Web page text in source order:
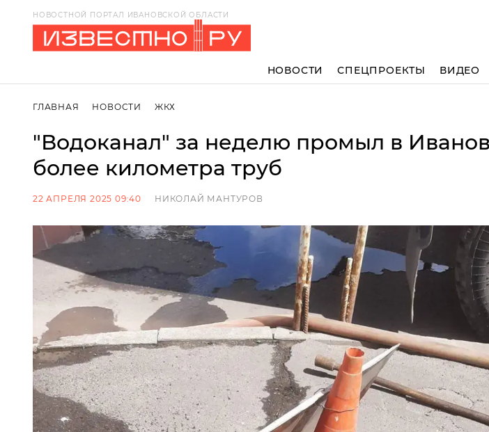
НОВОСТНОЙ ПОРТАЛ ИВАНОВСКОЙ ОБЛАСТИ
НОВОСТИ СПЕЦПРОЕКТЫ ВИДЕО
ГЛАВНАЯ НОВОСТИ ЖКХ
"Водоканал" за неделю промыл в
более километра труб
22 АПРЕЛЯ 2025 09:40 НИКОЛАЙ МАНТУРОВ